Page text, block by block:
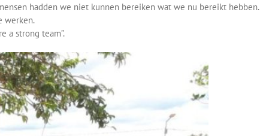
hadden we niet kunnen bereiken wat we nu bereikt hebben.
werken.
a strong team”.